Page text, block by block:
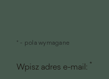
* - pola wymagane
Wpisz adres e-mail: *